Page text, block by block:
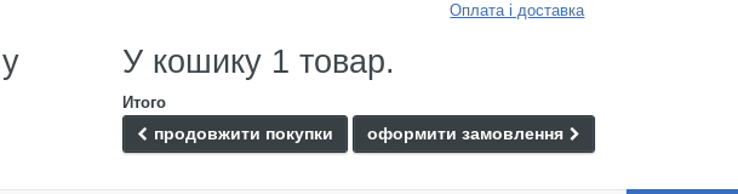
Оплата і доставка
У кошику 1 товар.
Итого
продовжити покупки оформити замовлення